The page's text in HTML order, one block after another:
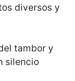
diversos y
tambor y
silencio